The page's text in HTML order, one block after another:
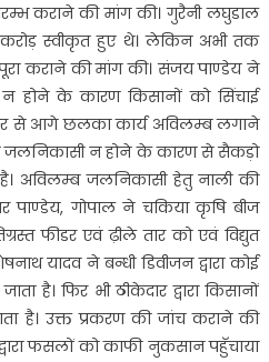
कराने की मांग की। गुरैनी लघुडाल
स्वीकृत हुए थे। लेकिन अभी तक
कराने की मांग की। संजय पाण्डेय ने
के कारण किसानों को सिंचाई
से आगे छलका कार्य अविलम्ब लगाने
जलनिकासी न होने के कारण से सैकड़ो
है। अविलम्ब जलनिकासी हेतु नाली की
पाण्डेय, गोपाल ने चकिया कृषि बीज
फीडर एवं ढ़ीले तार को एवं विद्युत
यादव ने बन्धी डिवीजन द्वारा कोई
है। फिर भी ठीकेदार द्वारा किसानों
है। उक्त प्रकरण की जांच कराने की
फसलों को काफी नुकसान पहुॅचाया